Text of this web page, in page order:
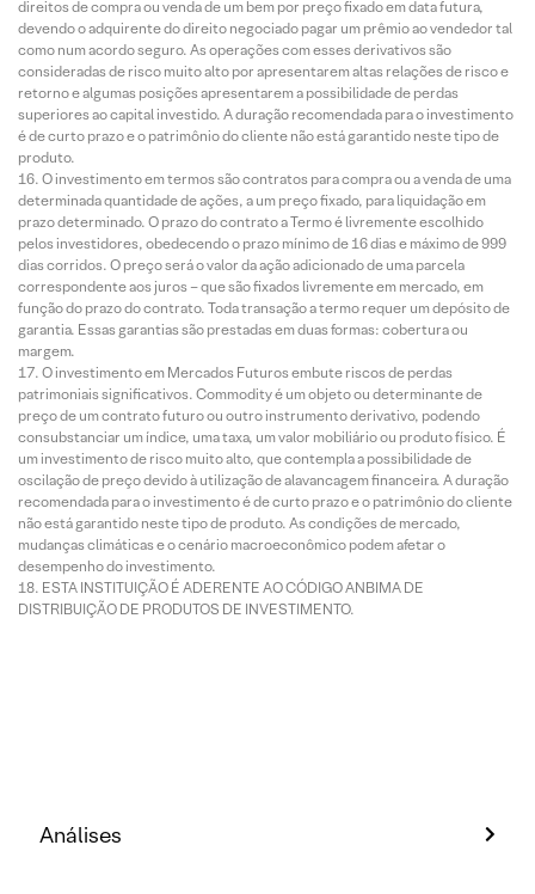
direitos de compra ou venda de um bem por preço fixado em data futura,
devendo o adquirente do direito negociado pagar um prêmio ao vendedor tal
como num acordo seguro. As operações com esses derivativos são
consideradas de risco muito alto por apresentarem altas relações de risco e
retorno e algumas posições apresentarem a possibilidade de perdas
superiores ao capital investido. A duração recomendada para o investimento
é de curto prazo e o patrimônio do cliente não está garantido neste tipo de
produto.
O investimento em termos são contratos para compra ou a venda de uma
determinada quantidade de ações, a um preço fixado, para liquidação em
prazo determinado. O prazo do contrato a Termo é livremente escolhido
pelos investidores, obedecendo o prazo mínimo de 16 dias e máximo de 999
dias corridos. O preço será o valor da ação adicionado de uma parcela
correspondente aos juros – que são fixados livremente em mercado, em
função do prazo do contrato. Toda transação a termo requer um depósito de
garantia. Essas garantias são prestadas em duas formas: cobertura ou
margem.
O investimento em Mercados Futuros embute riscos de perdas
patrimoniais significativos. Commodity é um objeto ou determinante de
preço de um contrato futuro ou outro instrumento derivativo, podendo
consubstanciar um índice, uma taxa, um valor mobiliário ou produto físico. É
um investimento de risco muito alto, que contempla a possibilidade de
oscilação de preço devido à utilização de alavancagem financeira. A duração
recomendada para o investimento é de curto prazo e o patrimônio do cliente
não está garantido neste tipo de produto. As condições de mercado,
mudanças climáticas e o cenário macroeconômico podem afetar o
desempenho do investimento.
ESTA INSTITUIÇÃO É ADERENTE AO CÓDIGO ANBIMA DE
DISTRIBUIÇÃO DE PRODUTOS DE INVESTIMENTO.
Análises